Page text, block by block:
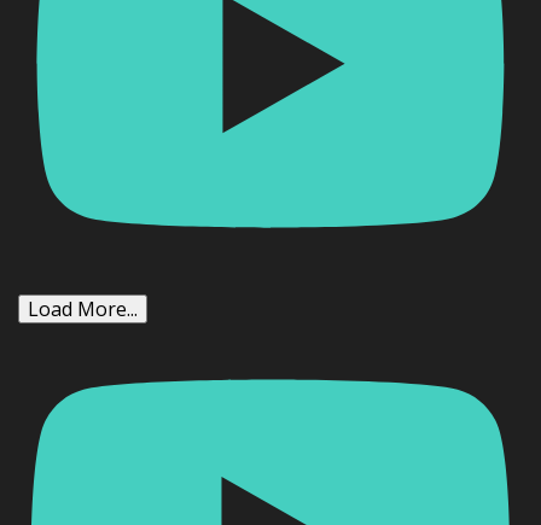
Load More...